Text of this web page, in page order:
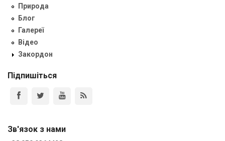
Природа
Блог
Галереї
Відео
Закордон
Підпишіться
Зв'язок з нами